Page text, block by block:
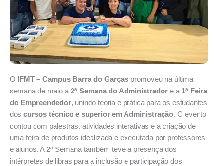
O IFMT – Campus Barra do Garças promoveu na última
semana de maio a2ª Semana do Administrador e a1ª Feira
do Empreendedor, unindo teoria e prática para os estudantes
dos cursos técnico e superior em Administração. O evento
contou com palestras, atividades interativas e a criação de
uma feira de produtos idealizada e executada por professores
e alunos. A 2ª Semana também teve a presença dos
intérpretes de libras para a inclusão e participação dos